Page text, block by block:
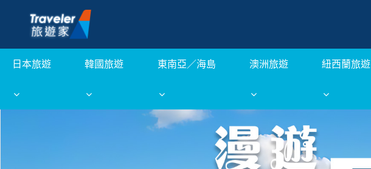
日本旅遊 韓國旅遊 東南亞／海島 澳洲旅遊 紐西蘭旅遊